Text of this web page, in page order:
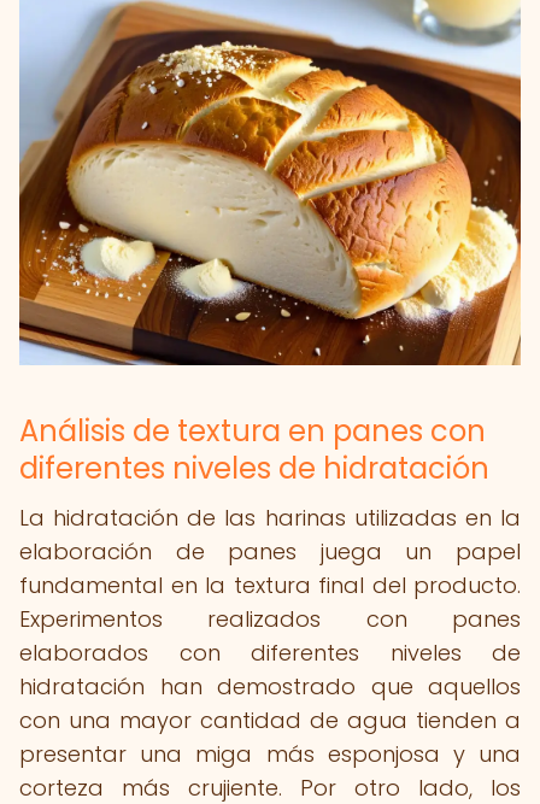
Análisis de textura en panes con
diferentes niveles de hidratación
La hidratación de las harinas utilizadas en la
elaboración de panes juega un papel
fundamental en la textura final del producto.
Experimentos realizados con panes
elaborados con diferentes niveles de
hidratación han demostrado que aquellos
con una mayor cantidad de agua tienden a
presentar una miga más esponjosa y una
corteza más crujiente. Por otro lado, los